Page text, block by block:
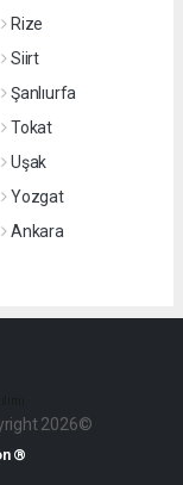
Rize
Siirt
Şanlıurfa
Tokat
Uşak
Yozgat
Ankara
2026©
®